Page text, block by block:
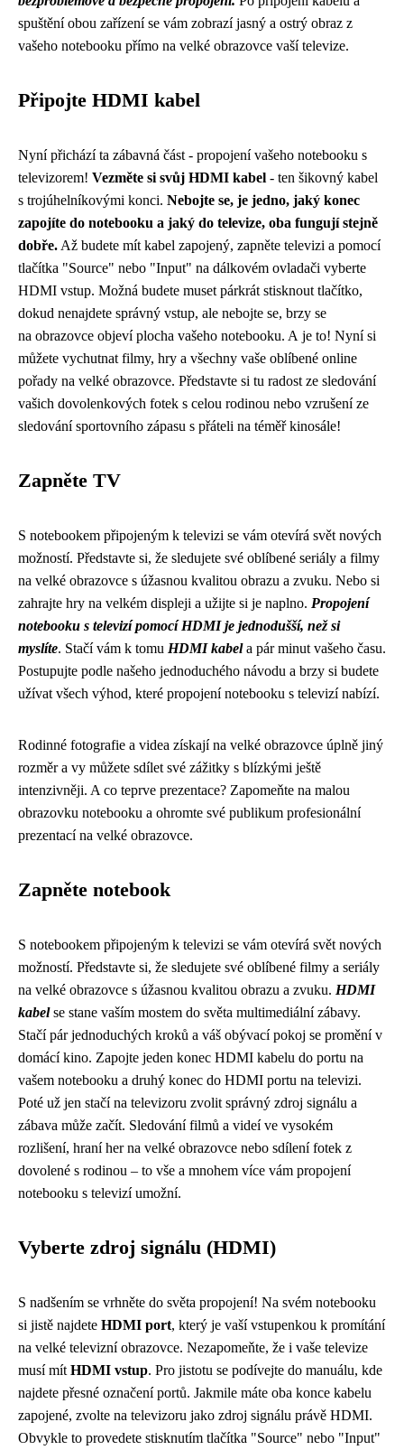
spuštění obou zařízení se vám zobrazí jasný a ostrý obraz z
vašeho notebooku přímo na velké obrazovce vaší televize.
Připojte HDMI kabel
Nyní přichází ta zábavná část - propojení vašeho notebooku s
televizorem! Vezměte si svůj HDMI kabel - ten šikovný kabel
s trojúhelníkovými konci. Nebojte se, je jedno, jaký konec
zapojíte do notebooku a jaký do televize, oba fungují stejně
dobře. Až budete mít kabel zapojený, zapněte televizi a pomocí
tlačítka "Source" nebo "Input" na dálkovém ovladači vyberte
HDMI vstup. Možná budete muset párkrát stisknout tlačítko,
dokud nenajdete správný vstup, ale nebojte se, brzy se
na obrazovce objeví plocha vašeho notebooku. A je to! Nyní si
můžete vychutnat filmy, hry a všechny vaše oblíbené online
pořady na velké obrazovce. Představte si tu radost ze sledování
vašich dovolenkových fotek s celou rodinou nebo vzrušení ze
sledování sportovního zápasu s přáteli na téměř kinosále!
Zapněte TV
S notebookem připojeným k televizi se vám otevírá svět nových
možností. Představte si, že sledujete své oblíbené seriály a filmy
na velké obrazovce s úžasnou kvalitou obrazu a zvuku. Nebo si
zahrajte hry na velkém displeji a užijte si je naplno. Propojení
notebooku s televizí pomocí HDMI je jednodušší, než si
myslíte. Stačí vám k tomu HDMI kabela pár minut vašeho času.
Postupujte podle našeho jednoduchého návodu a brzy si budete
užívat všech výhod, které propojení notebooku s televizí nabízí.
Rodinné fotografie a videa získají na velké obrazovce úplně jiný
rozměr a vy můžete sdílet své zážitky s blízkými ještě
intenzivněji. A co teprve prezentace? Zapomeňte na malou
obrazovku notebooku a ohromte své publikum profesionální
prezentací na velké obrazovce.
Zapněte notebook
S notebookem připojeným k televizi se vám otevírá svět nových
možností. Představte si, že sledujete své oblíbené filmy a seriály
na velké obrazovce s úžasnou kvalitou obrazu a zvuku. HDMI
kabelse stane vaším mostem do světa multimediální zábavy.
Stačí pár jednoduchých kroků a váš obývací pokoj se promění v
domácí kino. Zapojte jeden konec HDMI kabelu do portu na
vašem notebooku a druhý konec do HDMI portu na televizi.
Poté už jen stačí na televizoru zvolit správný zdroj signálu a
zábava může začít. Sledování filmů a videí ve vysokém
rozlišení, hraní her na velké obrazovce nebo sdílení fotek z
dovolené s rodinou – to vše a mnohem více vám propojení
notebooku s televizí umožní.
Vyberte zdroj signálu (HDMI)
S nadšením se vrhněte do světa propojení! Na svém notebooku
si jistě najdete HDMI port, který je vaší vstupenkou k promítání
na velké televizní obrazovce. Nezapomeňte, že i vaše televize
musí mít HDMI vstup. Pro jistotu se podívejte do manuálu, kde
najdete přesné označení portů. Jakmile máte oba konce kabelu
zapojené, zvolte na televizoru jako zdroj signálu právě HDMI.
Obvykle to provedete stisknutím tlačítka "Source" nebo "Input"